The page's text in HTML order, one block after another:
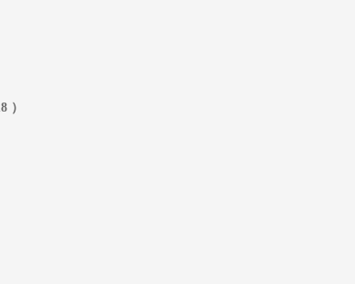
）